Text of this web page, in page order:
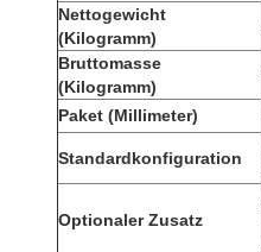
Nettogewicht
(Kilogramm)
Bruttomasse
(Kilogramm)
Paket (Millimeter)
Standardkonfiguration
Optionaler Zusatz